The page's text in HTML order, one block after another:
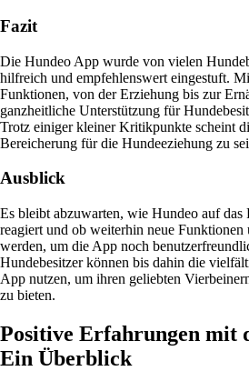
Fazit
Die Hundeo App wurde von vielen
hilfreich und empfehlenswert eingestuft.
Funktionen, von der Erziehung bis zur
ganzheitliche Unterstützung für
Trotz einiger kleiner Kritikpunkte scheint
Bereicherung für die Hundeeziehung zu
Ausblick
Es bleibt abzuwarten, wie Hundeo auf das
reagiert und ob weiterhin neue
werden, um die App noch
Hundebesitzer können bis dahin die
App nutzen, um ihren geliebten
zu bieten.
Positive Erfahrungen mit
Ein Überblick